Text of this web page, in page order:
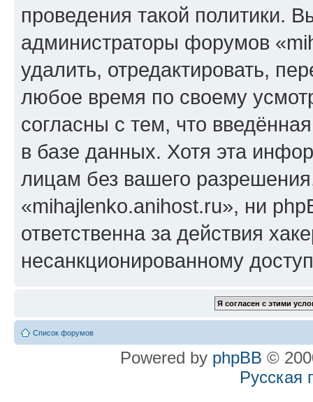
проведения такой политики.
администраторы форумов
удалить, отредактировать,
любое время по своему
согласны с тем, что
в базе данных. Хотя эта
лицам без вашего
«mihajlenko.anihost.ru», ни
ответственна за действия
несанкционированному
Список форумов
Powered by phpBB ©
Русская